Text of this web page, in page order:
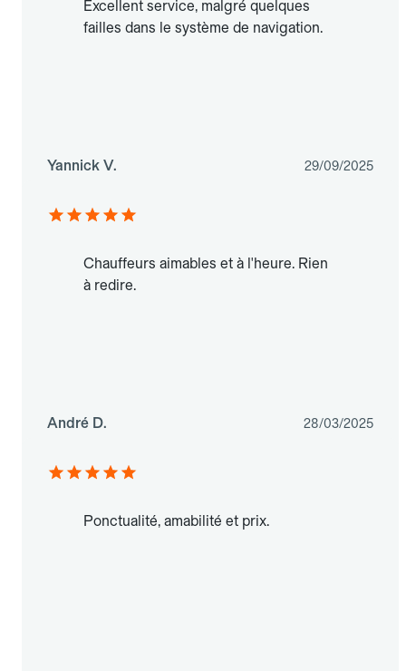
Excellent service, malgré quelques
failles dans le système de navigation.
Yannick V. 29/09/2025
Chauffeurs aimables et à l'heure. Rien
à redire.
André D. 28/03/2025
Ponctualité, amabilité et prix.